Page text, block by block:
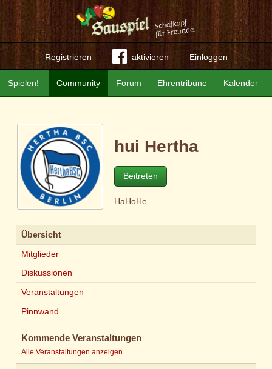
Registrieren aktivieren Einloggen
Community Forum Ehrentribüne Kalender
Spielen!
hui Hertha
Beitreten
HaHoHe
Übersicht
Mitglieder
Diskussionen
Veranstaltungen
Pinnwand
Kommende Veranstaltungen
Alle Veranstaltungen anzeigen